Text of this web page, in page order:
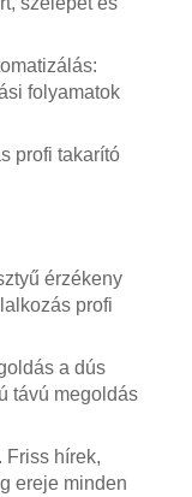
folyamatok
profi takarító
érzékeny
profi
a dús
távú megoldás
Friss hírek,
ereje minden